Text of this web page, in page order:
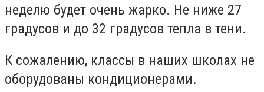
неделю будет очень жарко. Не ниже 27
градусов и до 32 градусов тепла в тени.
К сожалению, классы в наших школах не
оборудованы кондиционерами.